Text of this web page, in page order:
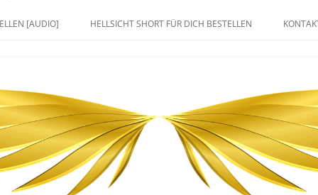
und Eins sein.
[AUDIO] HELLSICHT SHORT FÜR DICH BESTELLEN